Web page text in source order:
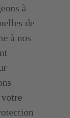
à
de
à nos